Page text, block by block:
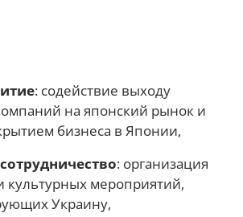
: содействие выходу
на японский рынок и
бизнеса в Японии,
: организация
культурных мероприятий,
Украину,